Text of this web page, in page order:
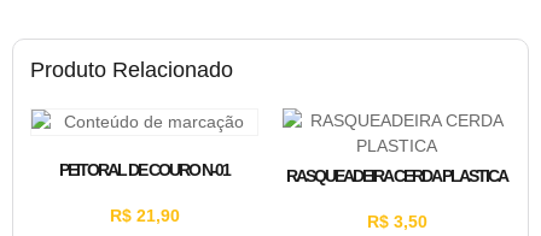
Produto Relacionado
PEITORAL DE COURO N-01
R$21,90
RASQUEADEIRA CERDA PLASTICA
R$3,50